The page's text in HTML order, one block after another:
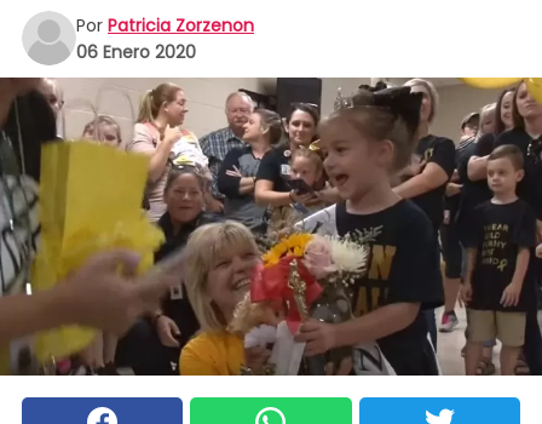
Por Patricia Zorzenon
06 Enero 2020